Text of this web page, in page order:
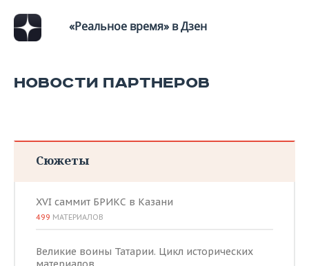
«Реальное время» в Дзен
НОВОСТИ ПАРТНЕРОВ
Сюжеты
XVI саммит БРИКС в Казани
499 МАТЕРИАЛОВ
Великие воины Татарии. Цикл исторических